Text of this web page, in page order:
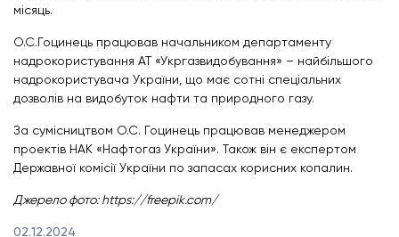
місяць.
О.С.Гоцинець працював начальником департаменту
надрокористування АТ «Укргазвидобування» – найбільшого
надрокористувача України, що має сотні спеціальних
дозволів на видобуток нафти та природного газу.
За сумісництвом О.С. Гоцинець працював менеджером
проектів НАК «Нафтогаз України». Також він є експертом
Державної комісії України по запасах корисних копалин.
Джерело фото: https://freepik.com/
02.12.2024